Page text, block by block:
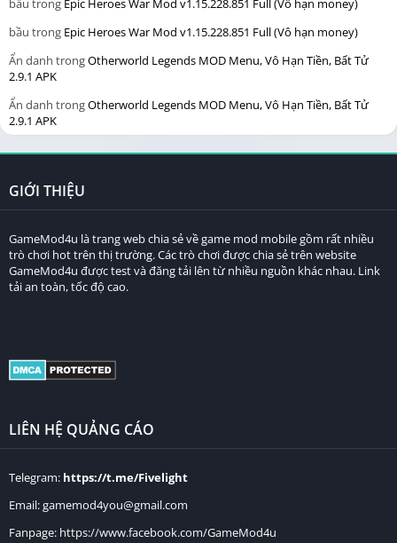
bầu trong Epic Heroes War Mod v1.15.228.851 Full (Vô hạn money)
bầu trong Epic Heroes War Mod v1.15.228.851 Full (Vô hạn money)
Ẩn danh trongOtherworld Legends MOD Menu, Vô Hạn Tiền, Bất Tử
2.9.1 APK
Ẩn danh trongOtherworld Legends MOD Menu, Vô Hạn Tiền, Bất Tử
2.9.1 APK
GIỚI THIỆU
GameMod4u là trang web chia sẻ về game mod mobile gồm rất nhiều
trò chơi hot trên thị trường. Các trò chơi được chia sẻ trên website
GameMod4u được test và đăng tải lên từ nhiều nguồn khác nhau. Link
tải an toàn, tốc độ cao.
LIÊN HỆ QUẢNG CÁO
Telegram: https://t.me/Fivelight
Email:gamemod4you@gmail.com
Fanpage: https://www.facebook.com/GameMod4u